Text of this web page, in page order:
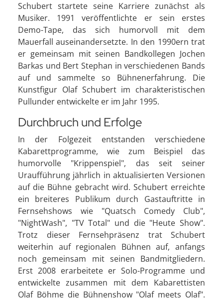
Schubert startete seine Karriere zunächst als
Musiker. 1991 veröffentlichte er sein erstes
Demo-Tape, das sich humorvoll mit dem
Mauerfall auseinandersetzte. In den 1990ern trat
er gemeinsam mit seinen Bandkollegen Jochen
Barkas und Bert Stephan in verschiedenen Bands
auf und sammelte so Bühnenerfahrung. Die
Kunstfigur Olaf Schubert im charakteristischen
Pullunder entwickelte er im Jahr 1995.
Durchbruch und Erfolge
In der Folgezeit entstanden verschiedene
Kabarettprogramme, wie zum Beispiel das
humorvolle "Krippenspiel", das seit seiner
Uraufführung jährlich in aktualisierten Versionen
auf die Bühne gebracht wird. Schubert erreichte
ein breiteres Publikum durch Gastauftritte in
Fernsehshows wie "Quatsch Comedy Club",
"NightWash", "TV Total" und die "Heute Show".
Trotz dieser Fernsehpräsenz trat Schubert
weiterhin auf regionalen Bühnen auf, anfangs
noch gemeinsam mit seinen Bandmitgliedern.
Erst 2008 erarbeitete er Solo-Programme und
entwickelte zusammen mit dem Kabarettisten
Olaf Böhme die Bühnenshow "Olaf meets Olaf".